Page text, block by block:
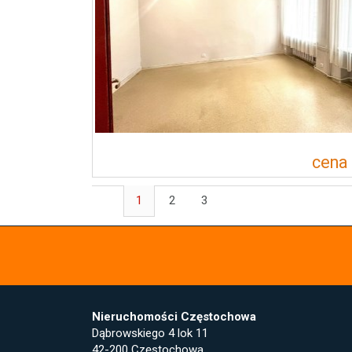
cena
1 2 3
Nieruchomości Częstochowa
Dąbrowskiego 4 lok 11